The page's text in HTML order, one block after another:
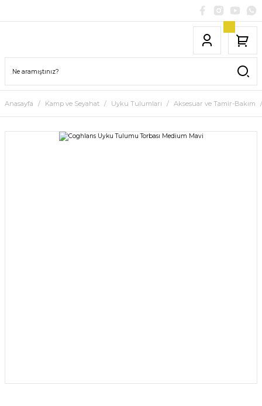
Anasayfa Kamp ve Seyahat Uyku Tulumları Aksesuar ve Tamir-Bakım